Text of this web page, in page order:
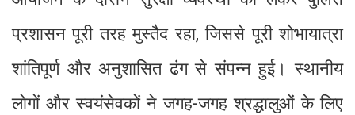
प्रशासन पूरी तरह मुस्तैद रहा, जिससे पूरी शोभायात्रा
शांतिपूर्ण और अनुशासित ढंग से संपन्न हुई। स्थानीय
लोगों और स्वयंसेवकों ने जगह-जगह श्रद्धालुओं के लिए